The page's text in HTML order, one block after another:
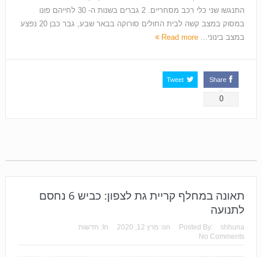
התנגשו שני כלי רכב מסחריים. 2 גברים בשנות ה- 30 לחייהם פונו
במסוק במצב קשה לבית החולים סורוקה בבאר שבע, גבר כבן 20 נפצע
במצב בינוני... Read more
Share
0
Tweet
תאונה במחלף קריית גת לצפון: כביש 6 נחסם
לתנועה
Posted By: shhuna
on: מרץ 12, 2020 In: חדשות
No Comments